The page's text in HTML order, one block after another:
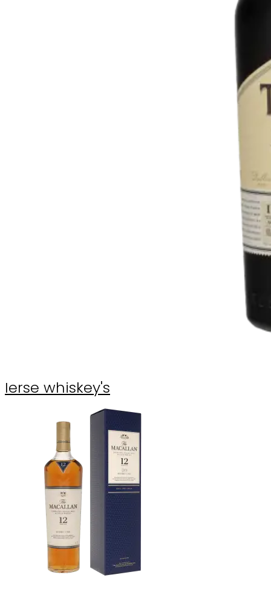
Ierse whiskey's